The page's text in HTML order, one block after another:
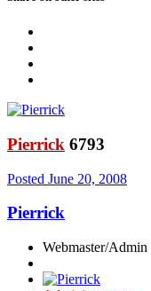
Pierrick 6793
Posted June 20, 2008
Pierrick
Webmaster/Admin